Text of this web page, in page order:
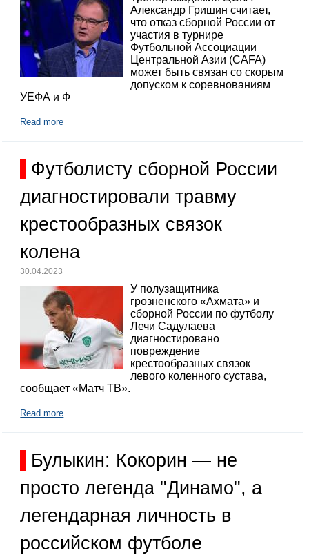
Александр Гришин считает,
что отказ сборной России от
участия в турнире
Футбольной Ассоциации
Центральной Азии (CAFA)
может быть связан со скорым
допуском к соревнованиям
УЕФА и Ф
Read more
Футболисту сборной России
диагностировали травму
крестообразных связок
колена
30.04.2023
У полузащитника
грозненского «Ахмата» и
сборной России по футболу
Лечи Садулаева
диагностировано
повреждение
крестообразных связок
левого коленного сустава,
сообщает «Матч ТВ».
Read more
Булыкин: Кокорин — не
просто легенда "Динамо", а
легендарная личность в
российском футболе